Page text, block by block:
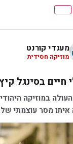
מענדי קורנט
מוזיקה חסידית
חיים בסינגל
במוזיקה
איתו מסר עוצמתי